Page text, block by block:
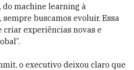
machine learning à
buscamos evoluir. Essa
experiências novas e
o executivo deixou claro que